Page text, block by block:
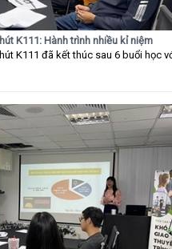
K111: Hành trình nhiều kỉ niệm
K111 đã kết thúc sau 6 buổi học